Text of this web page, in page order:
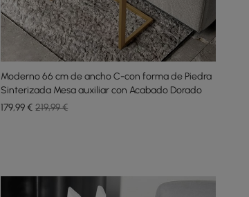
Moderno 66 cm de ancho C-con forma de Piedra
Sinterizada Mesa auxiliar con Acabado Dorado
179,99€ 219,99 €